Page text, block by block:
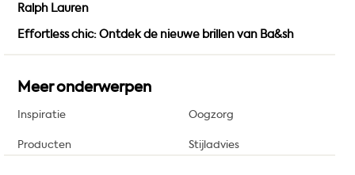
Ralph Lauren
Effortless chic: Ontdek de nieuwe brillen van Ba&sh
Meer onderwerpen
Inspiratie Oogzorg
Producten Stijladvies